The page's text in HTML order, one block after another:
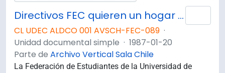
Directivos FEC quieren un hogar universitario
CL UDEC ALDCO 001 AVSCH-FEC-089 ·
Unidad documental simple · 1987-01-20
Parte de Archivo Vertical Sala Chile
La Federación de Estudiantes de la Universidad de